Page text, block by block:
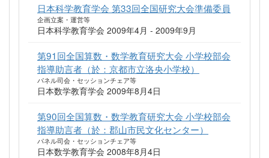
日本科学教育学会 第33回全国研究大会準備委員
企画立案・運営等
日本科学教育学会 2009年4月 - 2009年9月
第91回全国算数・数学教育研究大会 小学校部会
指導助言者（於：京都市立洛央小学校）
パネル司会・セッションチェア等
日本数学教育学会 2009年8月4日
第90回全国算数・数学教育研究大会 小学校部会
指導助言者（於：郡山市民文化センター）
パネル司会・セッションチェア等
日本数学教育学会 2008年8月4日